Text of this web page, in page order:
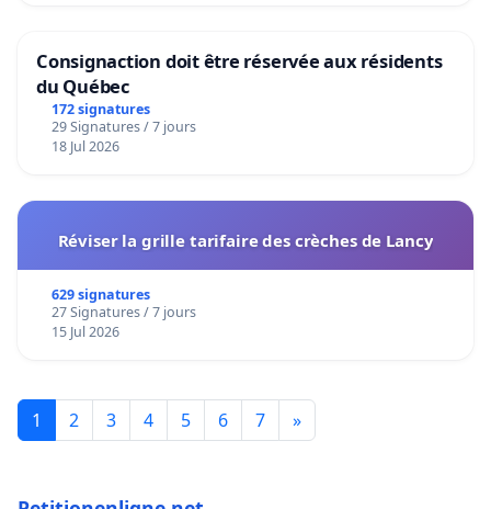
Consignaction doit être réservée aux résidents
du Québec
172 signatures
29 Signatures / 7 jours
18 Jul 2026
Réviser la grille tarifaire des crèches de Lancy
629 signatures
27 Signatures / 7 jours
15 Jul 2026
1 2 3 4 5 6 7 »